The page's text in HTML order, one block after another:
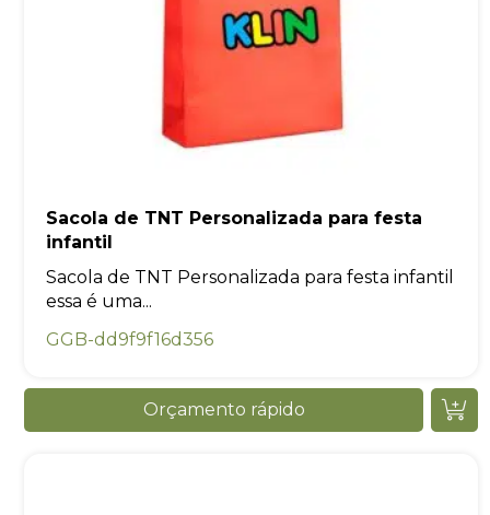
Sacola de TNT Personalizada para festa
infantil
Sacola de TNT Personalizada para festa infantil
essa é uma...
GGB-dd9f9f16d356
Orçamento rápido